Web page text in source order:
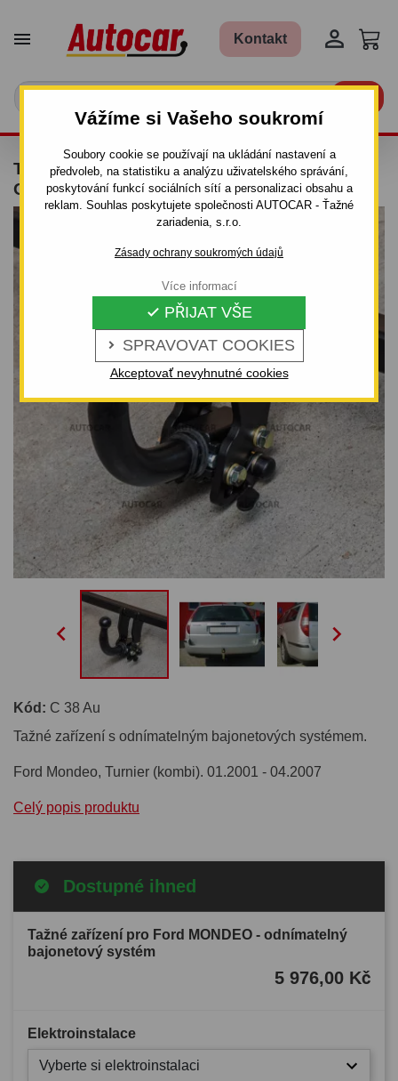
Vážíme si Vašeho soukromí
Soubory cookie se používají na ukládání nastavení a
předvoleb, na statistiku a analýzu uživatelského správání,
poskytování funkcí sociálních sítí a personalizaci obsahu a
reklam. Souhlas poskytujete společnosti AUTOCAR - Ťažné
zariadenia, s.r.o.
Zásady ochrany soukromých údajů
 SPRAVOVAT COOKIES
 PŘIJAT VŠE
Akceptovať nevyhnutné cookies
Více informací
 Kontakt 
TAŽNÉ ZAŘÍZENÍ PRO FORD MONDEO -
ODNÍMATELNÝ BAJONETOVÝ SYSTÉM
 
Kód: C 38 Au
Tažné zařízení s odnímatelným bajonetových systémem.
Ford Mondeo, Turnier (kombi). 01.2001 - 04.2007
Celý popis produktu
Dostupné ihned
Tažné zařízení pro Ford MONDEO - odnímatelný
bajonetový systém
5 976,00 Kč
Elektroinstalace
Vyberte si elektroinstalaci